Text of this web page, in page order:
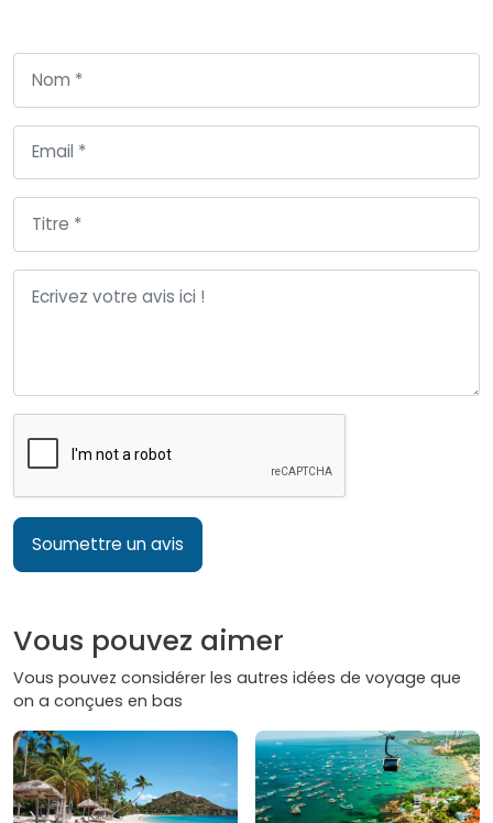
Soumettre un avis
Vous pouvez aimer
Vous pouvez considérer les autres idées de voyage que
on a conçues en bas